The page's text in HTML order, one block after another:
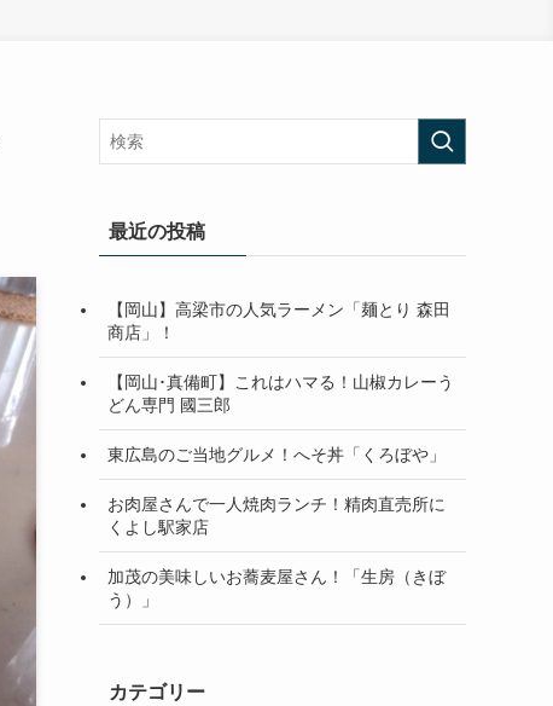
最近の投稿
【岡山】高梁市の人気ラーメン「麺とり 森田
商店」！
【岡山･真備町】これはハマる！山椒カレーう
どん専門 國三郎
東広島のご当地グルメ！へそ丼「くろぼや」
お肉屋さんで一人焼肉ランチ！精肉直売所に
くよし駅家店
加茂の美味しいお蕎麦屋さん！「生房（きぼ
う）」
カテゴリー